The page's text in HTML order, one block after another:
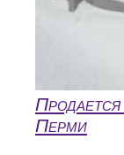
Перми